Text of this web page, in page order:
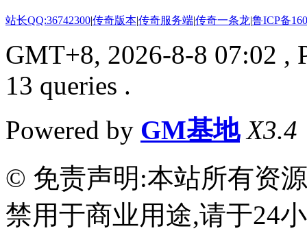
站长QQ:36742300|传奇版本|传奇服务端|传奇一条龙|鲁ICP备
GMT+8, 2026-8-8 07:02 ,
13 queries .
Powered by GM基地 X3.4
© 免责声明:本站所有资
禁用于商业用途,请于24